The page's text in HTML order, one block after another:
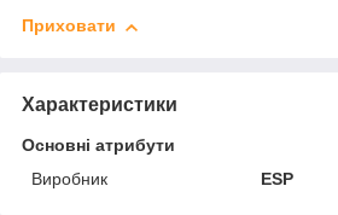
Приховати
Характеристики
Основні атрибути
Виробник
ESP